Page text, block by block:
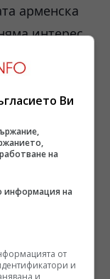
арменска
интерес
има
няма да
в Гюмри
остават
също
сменя
да
към
носете
Ви
на
информация на
от
и
и